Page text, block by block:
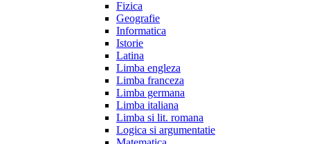
Fizica
Geografie
Informatica
Istorie
Latina
Limba engleza
Limba franceza
Limba germana
Limba italiana
Limba si lit. romana
Logica si argumentatie